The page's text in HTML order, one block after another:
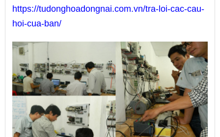
https://tudonghoadongnai.com.vn/tra-loi-cac-cau-
hoi-cua-ban/